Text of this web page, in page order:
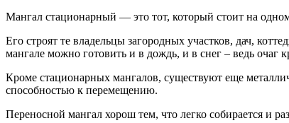
Мангал стационарный — это тот, который стоит на одном
Его строят те владельцы загородных участков, дач,
мангале можно готовить и в дождь, и в снег – ведь
Кроме стационарных мангалов, существуют еще
способностью к перемещению.
Переносной мангал хорош тем, что легко собирается и